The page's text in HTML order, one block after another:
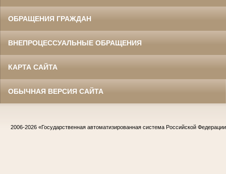
ОБРАЩЕНИЯ ГРАЖДАН
ВНЕПРОЦЕССУАЛЬНЫЕ ОБРАЩЕНИЯ
КАРТА САЙТА
ОБЫЧНАЯ ВЕРСИЯ САЙТА
2006-2026 «Государственная автоматизированная система Российской